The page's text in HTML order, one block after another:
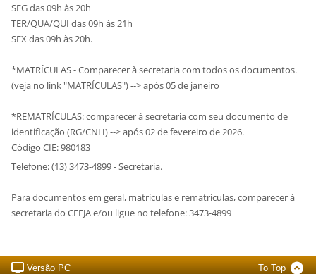
SEG das 09h às 20h
TER/QUA/QUI das 09h às 21h
SEX das 09h às 20h.
*MATRÍCULAS - Comparecer à secretaria com todos os documentos.
(veja no link "MATRÍCULAS") --> após 05 de janeiro
*REMATRÍCULAS: comparecer à secretaria com seu documento de
identificação (RG/CNH) --> após 02 de fevereiro de 2026.
Código CIE: 980183
Telefone: (13) 3473-4899 - Secretaria.
Para documentos em geral, matrículas e rematrículas, comparecer à
secretaria do CEEJA e/ou ligue no telefone: 3473-4899
Versão PC To Top